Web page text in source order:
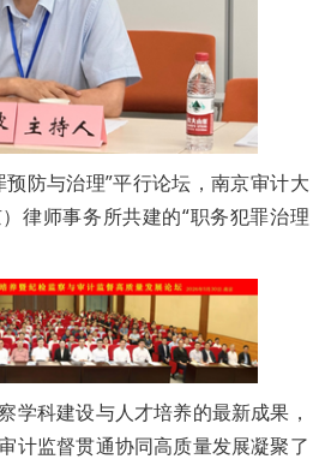
防与治理”平行论坛，南京审计大
律师事务所共建的“职务犯罪治理
学科建设与人才培养的最新成果，
计监督贯通协同高质量发展凝聚了